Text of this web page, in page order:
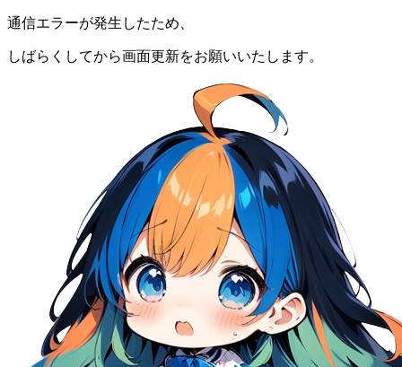
通信エラーが発生したため、
しばらくしてから画面更新をお願いいたします。